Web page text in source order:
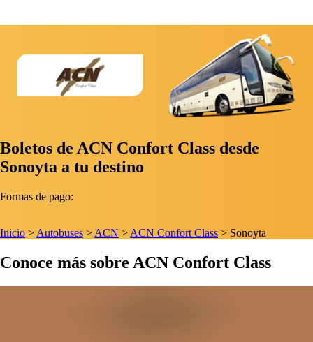
Boletos de ACN Confort Class desde
Sonoyta a tu destino
Formas de pago:
Inicio > Autobuses > ACN > ACN Confort Class > Sonoyta
Conoce más sobre ACN Confort Class